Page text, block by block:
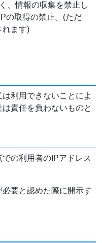
、情報の収集を禁止し
の取得の禁止。(ただ
れます)
は利用できないことによ
責任を負わないものと
の利用者のIPアドレス
要と認めた際に開示す